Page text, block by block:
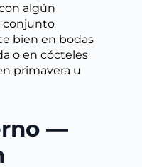
algún
conjunto
bien en bodas
o en cócteles
primavera u
—